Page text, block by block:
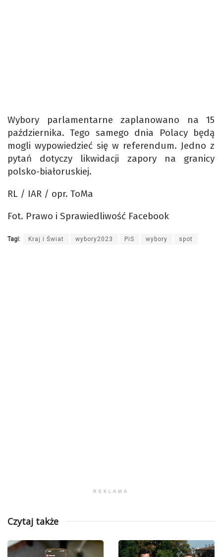
Wybory parlamentarne zaplanowano na 15
października. Tego samego dnia Polacy będą
mogli wypowiedzieć się w referendum. Jedno z
pytań dotyczy likwidacji zapory na granicy
polsko-białoruskiej.
RL / IAR / opr. ToMa
Fot. Prawo i Sprawiedliwość Facebook
Tagi: Kraj i Świat wybory2023 PiS wybory spot
REKLAMA
Czytaj także